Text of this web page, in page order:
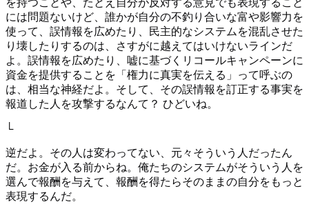
を持つことや、たとえ自分が反対する意見でも表現すること
には問題ないけど、誰かが自分の不釣り合いな富や影響力を
使って、誤情報を広めたり、民主的なシステムを混乱させた
り壊したりするのは、さすがに越えてはいけないラインだ
よ。誤情報を広めたり、嘘に基づくリコールキャンペーンに
資金を提供することを「権力に真実を伝える」って呼ぶの
は、相当な神経だよ。そして、その誤情報を訂正する事実を
報道した人を攻撃するなんて？ ひどいね。
└
逆だよ。その人は変わってない、元々そういう人だったん
だ。お金が入る前からね。俺たちのシステムがそういう人を
選んで報酬を与えて、報酬を得たらそのままの自分をもっと
表現するんだ。